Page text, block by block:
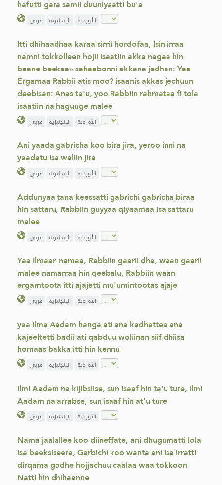
hafutti gara samii duuniyaatti bu'a
عربي الإنجليزية الأوردية
Itti dhihaadhaa karaa sirrii hordofaa, Isin irraa
namni tokkolleen hojii isaatiin akka nagaa hin
baane beekaa» sahaabonni akkana jedhan: Yaa
Ergamaa Rabbii atis moo? isaanis akkas jechuun
deebisan: Anas ta'u, yoo Rabbiin rahmataa fi tola
isaatiin na haguuge malee
عربي الإنجليزية الأوردية
Ani yaada gabricha koo bira jira, yeroo inni na
yaadatu isa waliin jira
عربي الإنجليزية الأوردية
Addunyaa tana keessatti gabrichi gabricha biraa
hin sattaru, Rabbiin guyyaa qiyaamaa isa sattaru
malee
عربي الإنجليزية الأوردية
Yaa Ilmaan namaa, Rabbiin gaarii dha, waan gaarii
malee namarraa hin qeebalu, Rabbiin waan
ergamtoota itti ajajetti mu'umintootas ajaje
عربي الإنجليزية الأوردية
yaa ilma Aadam hanga ati ana kadhattee ana
kajeeltetti badii ati qabduu woliinan siif dhiisa
homaas bakka itti hin kennu
عربي الإنجليزية الأوردية
Ilmi Aadam na kijibsiise, sun isaaf hin ta'u ture, Ilmi
Aadam na arrabse, sun isaaf hin at'u ture
عربي الإنجليزية الأوردية
Nama jaalallee koo diineffate, ani dhugumatti lola
isa beeksiseera, Garbichi koo wanta ani isa irratti
dirqama godhe hojjachuu caalaa waa tokkoon
Natti hin dhihaanne